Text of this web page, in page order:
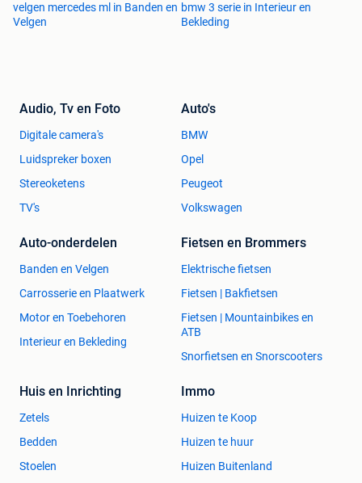
velgen mercedes ml in Banden en
Velgen
bmw 3 serie in Interieur en
Bekleding
Audio, Tv en Foto
Digitale camera's
Luidspreker boxen
Stereoketens
TV's
Auto's
BMW
Opel
Peugeot
Volkswagen
Auto-onderdelen
Banden en Velgen
Carrosserie en Plaatwerk
Motor en Toebehoren
Interieur en Bekleding
Fietsen en Brommers
Elektrische fietsen
Fietsen | Bakfietsen
Fietsen | Mountainbikes en
ATB
Snorfietsen en Snorscooters
Huis en Inrichting
Zetels
Bedden
Stoelen
Immo
Huizen te Koop
Huizen te huur
Huizen Buitenland